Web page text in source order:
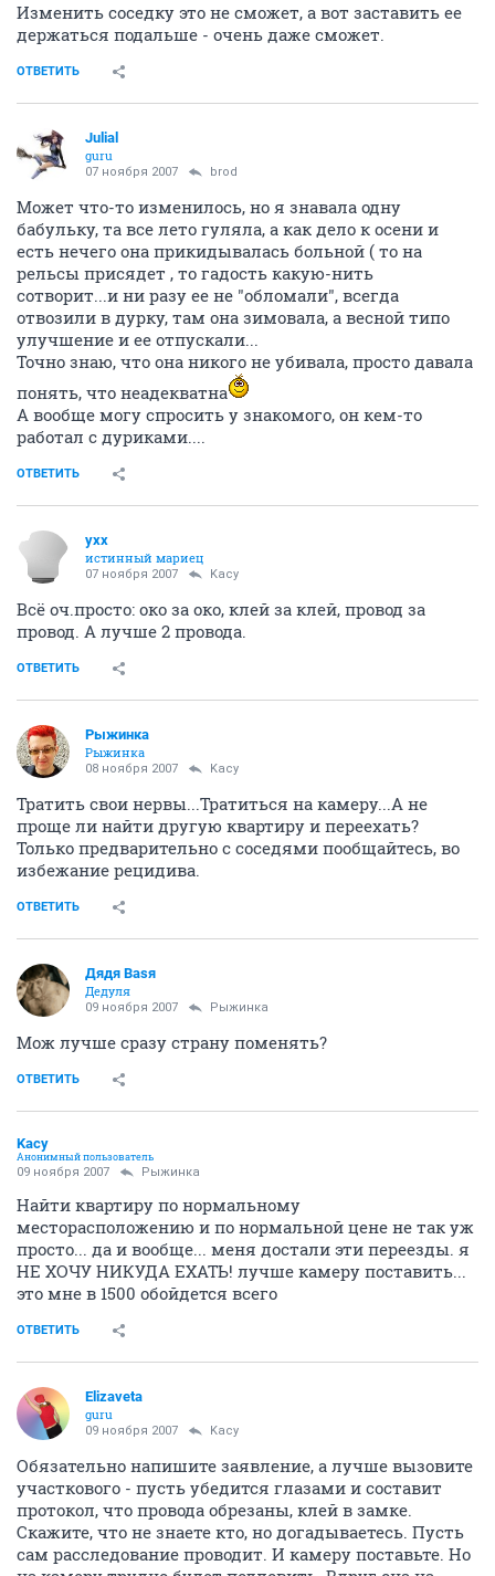
Изменить соседку это не сможет, а вот заставить ее
держаться подальше - очень даже сможет.
ОТВЕТИТЬ
Julial
guru
07 ноября 2007 brod
Может что-то изменилось, но я знавала одну
бабульку, та все лето гуляла, а как дело к осени и
есть нечего она прикидывалась больной ( то на
рельсы присядет , то гадость какую-нить
сотворит...и ни разу ее не "обломали", всегда
отвозили в дурку, там она зимовала, а весной типо
улучшение и ее отпускали...
Точно знаю, что она никого не убивала, просто давала
понять, что неадекватна
А вообще могу спросить у знакомого, он кем-то
работал с дуриками....
ОТВЕТИТЬ
yxx
истинный мариец
07 ноября 2007 Kacy
Всё оч.просто: око за око, клей за клей, провод за
провод. А лучше 2 провода.
ОТВЕТИТЬ
Рыжинка
Рыжинка
08 ноября 2007 Kacy
Тратить свои нервы...Тратиться на камеру...А не
проще ли найти другую квартиру и переехать?
Только предварительно с соседями пообщайтесь, во
избежание рецидива.
ОТВЕТИТЬ
Дядя Ваsя
Дедуля
09 ноября 2007 Рыжинка
Мож лучше сразу страну поменять?
ОТВЕТИТЬ
Kacy
Анонимный пользователь
09 ноября 2007 Рыжинка
Найти квартиру по нормальному
месторасположению и по нормальной цене не так уж
просто... да и вообще... меня достали эти переезды. я
НЕ ХОЧУ НИКУДА ЕХАТЬ! лучше камеру поставить...
это мне в 1500 обойдется всего
ОТВЕТИТЬ
Elizaveta
guru
09 ноября 2007 Kacy
Обязательно напишите заявление, а лучше вызовите
участкового - пусть убедится глазами и составит
протокол, что провода обрезаны, клей в замке.
Скажите, что не знаете кто, но догадываетесь. Пусть
сам расследование проводит. И камеру поставьте. Но